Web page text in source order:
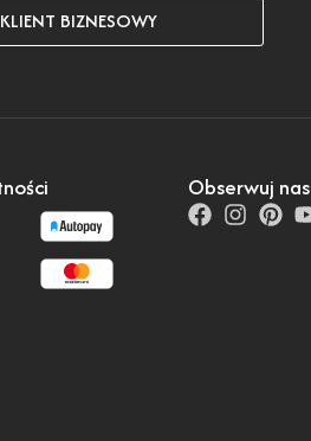
KLIENT BIZNESOWY
Obserwuj nas